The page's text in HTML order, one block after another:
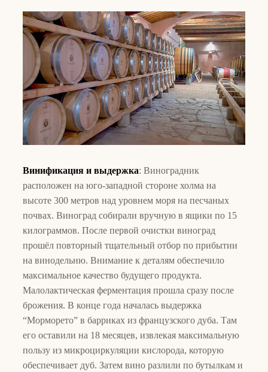
Винификация и выдержка: Виноградник
расположен на юго-западной стороне холма на
высоте 300 метров над уровнем моря на песчаных
почвах. Виноград собирали вручную в ящики по 15
килограммов. После первой очистки виноград
прошёл повторный тщательный отбор по прибытии
на винодельню. Внимание к деталям обеспечило
максимальное качество будущего продукта.
Малолактическая ферментация прошла сразу после
брожения. В конце года началась выдержка
“Морморето” в барриках из французского дуба. Там
его оставили на 18 месяцев, извлекая максимальную
пользу из микроциркуляции кислорода, которую
обеспечивает дуб. Затем вино разлили по бутылкам и